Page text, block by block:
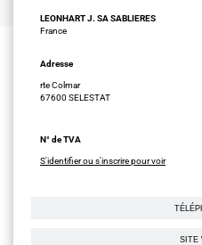
LEONHART J. SA SABLIERES
France
Adresse
rte Colmar
67600 SELESTAT
N° de TVA
S'identifier ou s'inscrire pour voir
SITE